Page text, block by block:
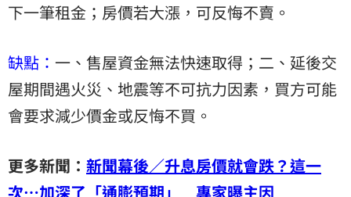
下一筆租金；房價若大漲，可反悔不賣。
缺點： 一、售屋資金無法快速取得；二、延後交
屋期間遇火災、地震等不可抗力因素，買方可能
會要求減少價金或反悔不買。
更多新聞： 新聞幕後／升息房價就會跌？這一
次…加深了「通膨預期」 專家曝主因